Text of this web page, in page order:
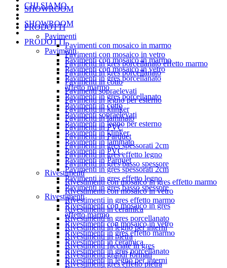
CHI SIAMO
SHOWROOM
PRODOTTI
Pavimenti
Pavimenti con mosaico in marmo
Pavimenti con mosaico in vetro
Pavimenti in gres porcellanato
effetto marmo
Pavimenti in gres porcellanato
Pavimenti in cotto
Pavimenti sopraelevati
Pavimenti in legno per esterno
Pavimenti in klinker
Pavimenti in laminato
Pavimenti in PVC
Pavimenti in Parquet
Pavimenti in gres spessorati 2cm
Pavimenti in gres effetto legno
Pavimenti in gres basso spessore
Rivestimenti
Rivestimenti con mosaico in gres
effetto marmo
Rivestimenti con mosaico in vetro
Rivestimenti in gres effetto marmo
Rivestimenti in ceramica
Rivestimenti in gres porcellanato
Rivestimenti in legno per interni
SHOWROOM
PRODOTTI
Pavimenti
Pavimenti con mosaico in marmo
Pavimenti con mosaico in vetro
Pavimenti in gres porcellanato effetto marmo
Pavimenti in gres porcellanato
Pavimenti in cotto
Pavimenti sopraelevati
Pavimenti in legno per esterno
Pavimenti in klinker
Pavimenti in laminato
Pavimenti in PVC
Pavimenti in Parquet
Pavimenti in gres spessorati 2cm
Pavimenti in gres effetto legno
Pavimenti in gres basso spessore
Rivestimenti
Rivestimenti con mosaico in gres effetto marmo
Rivestimenti con mosaico in vetro
Rivestimenti in gres effetto marmo
Rivestimenti in ceramica
Rivestimenti in gres porcellanato
Rivestimenti in legno per interni
Rivestimenti in pietra
Rivestimenti facciate in gres
Rivestimenti grandi formati
Rivestimenti gres effetto pietra